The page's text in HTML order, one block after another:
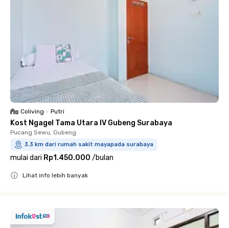
Coliving • Putri
Kost Ngagel Tama Utara IV Gubeng Surabaya
Pucang Sewu, Gubeng
3.3 km dari rumah sakit mayapada surabaya
mulai dari Rp1.450.000 /bulan
Lihat info lebih banyak